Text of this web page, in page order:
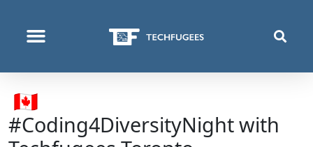
🇨🇦
#Coding4DiversityNight with